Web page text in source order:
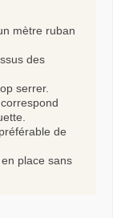
mètre ruban
des
serrer.
de
place sans